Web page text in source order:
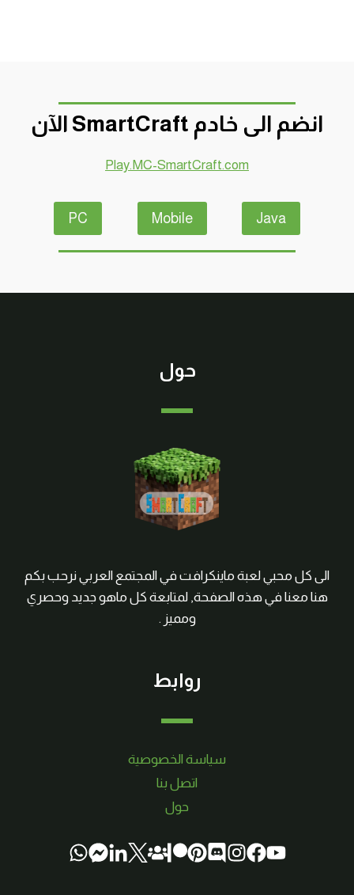
انضم الى خادم SmartCraft الآن
Play.MC-SmartCraft.com
Java
Mobile
PC
حول
الى كل محبي لعبة ماينكرافت في المجتمع العربي نرحب بكم
هنا معنا في هذه الصفحة, لمتابعة كل ماهو جديد وحصري
ومميز .
روابط
سياسة الخصوصية
اتصل بنا
حول